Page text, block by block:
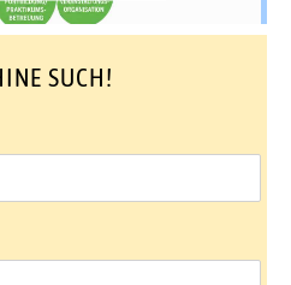
SUCH!